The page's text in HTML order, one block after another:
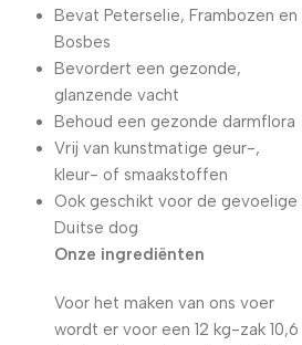
Bevat Peterselie, Frambozen en
Bosbes
Bevordert een gezonde,
glanzende vacht
Behoud een gezonde darmflora
Vrij van kunstmatige geur-,
kleur- of smaakstoffen
Ook geschikt voor de gevoelige
Duitse dog
Onze ingrediënten
Voor het maken van ons voer
wordt er voor een 12 kg-zak 10,6